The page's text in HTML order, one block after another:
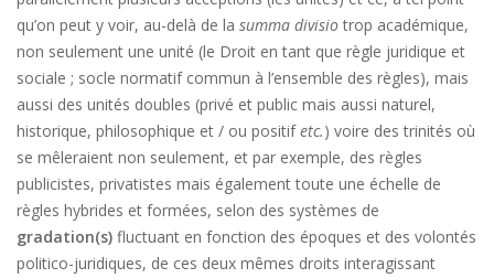
qu’on peut y voir, au-delà de la summa divisiotrop académique,
non seulement une unité (le Droit en tant que règle juridique et
sociale ; socle normatif commun à l’ensemble des règles), mais
aussi des unités doubles (privé et public mais aussi naturel,
historique, philosophique et / ou positifetc.) voire des trinités où
se mêleraient non seulement, et par exemple, des règles
publicistes, privatistes mais également toute une échelle de
règles hybrides et formées, selon des systèmes de
gradation(s) fluctuant en fonction des époques et des volontés
politico-juridiques, de ces deux mêmes droits interagissant